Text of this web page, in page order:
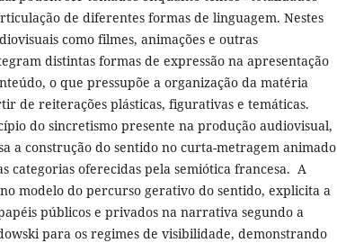
de diferentes formas de linguagem. Nestes
como filmes, animações e outras
distintas formas de expressão na apresentação
o que pressupõe a organização da matéria
de reiterações plásticas, figurativas e temáticas.
do sincretismo presente na produção audiovisual,
a construção do sentido no curta-metragem animado
categorias oferecidas pela semiótica francesa. A
modelo do percurso gerativo do sentido, explicita a
públicos e privados na narrativa segundo a
para os regimes de visibilidade, demonstrando